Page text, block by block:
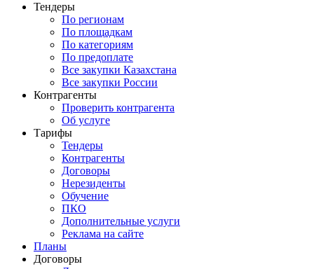
Тендеры
По регионам
По площадкам
По категориям
По предоплате
Все закупки Казахстана
Все закупки России
Контрагенты
Проверить контрагента
Об услуге
Тарифы
Тендеры
Контрагенты
Договоры
Нерезиденты
Обучение
ПКО
Дополнительные услуги
Реклама на сайте
Планы
Договоры